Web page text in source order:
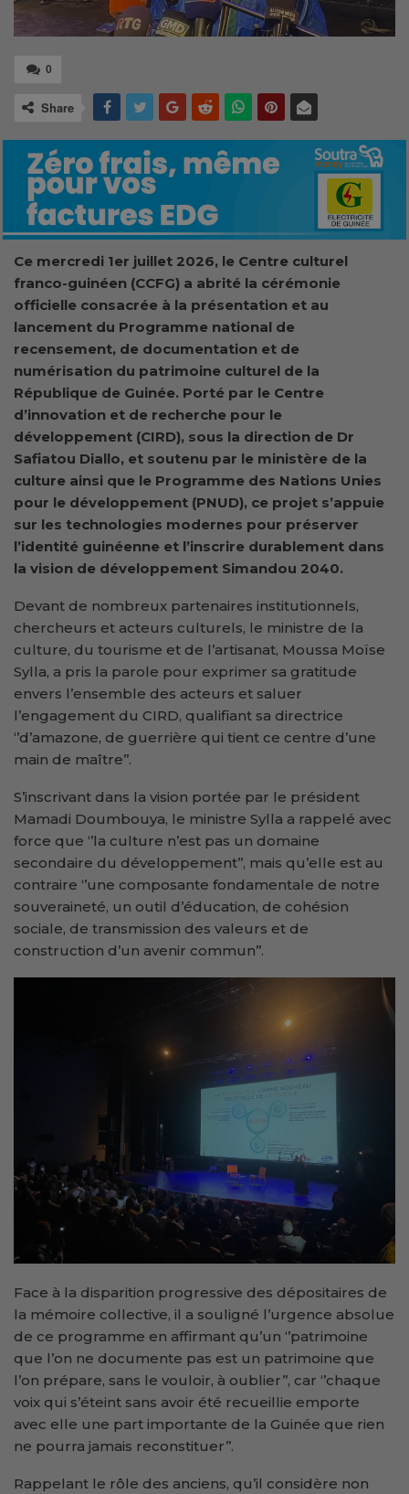
0
Share
Ce mercredi 1er juillet 2026, le Centre culturel
franco-guinéen (CCFG) a abrité la cérémonie
officielle consacrée à la présentation et au
lancement du Programme national de
recensement, de documentation et de
numérisation du patrimoine culturel de la
République de Guinée. Porté par le Centre
d’innovation et de recherche pour le
développement (CIRD), sous la direction de Dr
Safiatou Diallo, et soutenu par le ministère de la
culture ainsi que le Programme des Nations Unies
pour le développement (PNUD), ce projet s’appuie
sur les technologies modernes pour préserver
l’identité guinéenne et l’inscrire durablement dans
la vision de développement Simandou 2040.
Devant de nombreux partenaires institutionnels,
chercheurs et acteurs culturels, le ministre de la
culture, du tourisme et de l’artisanat, Moussa Moïse
Sylla, a pris la parole pour exprimer sa gratitude
envers l’ensemble des acteurs et saluer
l’engagement du CIRD, qualifiant sa directrice
‘’d’amazone, de guerrière qui tient ce centre d’une
main de maître’’.
S’inscrivant dans la vision portée par le président
Mamadi Doumbouya, le ministre Sylla a rappelé avec
force que ‘’la culture n’est pas un domaine
secondaire du développement’’, mais qu’elle est au
contraire ‘’une composante fondamentale de notre
souveraineté, un outil d’éducation, de cohésion
sociale, de transmission des valeurs et de
construction d’un avenir commun’’.
Face à la disparition progressive des dépositaires de
la mémoire collective, il a souligné l’urgence absolue
de ce programme en affirmant qu’un ‘’patrimoine
que l’on ne documente pas est un patrimoine que
l’on prépare, sans le vouloir, à oublier’’, car ‘’chaque
voix qui s’éteint sans avoir été recueillie emporte
avec elle une part importante de la Guinée que rien
ne pourra jamais reconstituer’’.
Rappelant le rôle des anciens, qu’il considère non